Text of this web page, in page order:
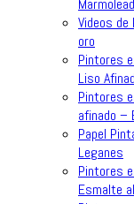
Videos de
oro
Pintores
Liso
Pintores
afinado –
Papel
Leganes
Pintores
Esmalte